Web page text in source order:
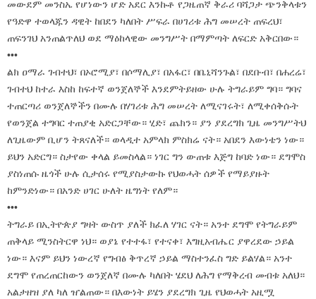
መውደም መንስኤ የሆነውን ሆድ አደር እንኩቶ የጋዜጠኛ ቅራሪ ባሻጋታ ጭንቅላቱን
የዓድዋ ተወላጁን ዳዊት ከበደን ካለበት ሥፍራ በሀገሪቱ ሕግ መሠረት ጠፍረህ፣
ጠፍንገህ አንጠልጥለህ ወደ ማዕከላዊው መንግሥት በማምጣት ለፍርድ አቅርበው።
•••
ልክ ዐማራ ገብተህ፣ በኦሮሚያ፣ በሶማሊያ፣ በአፋር፣ በቤኒሻንጉል፣ በደቡብ፣ በሐረሬ፣
ገብተህ ከተራ እስከ ከፍተኛ ወንጀለኞች እንደምትይዘው ሁሉ ትግራይም ግባ። ግባና
ተጠርጣሪ ወንጀለኞችን በሙሉ በሃገሪቱ ሕግ መሠረት ለሚናገሩት፣ ለሚቀሰቅሱት
የወንጀል ተግባር ተጠያቂ አድርጋቸው። ሂድ፣ ጨክን። ያን ያደረግክ ጊዜ መንግሥትህ
ለጊዜውም ቢሆን ትጸናለች። ወላዲተ አምላክ ምስክሬ ናት። አበደን እውነቴን ነው።
ይህን አድርግ። ስታየው ቀላል ይመስላል። ነገር ግን ውጠቱ እጅግ ከባድ ነው። ደግሞስ
ያስነጠሱ ዜጎች ሁሉ ሲታሰሩ የሚያስታውኩ የህወሓት ሰዎች የማይያዙት
ከምንድነው። በአንድ ሀገር ሁለት ዜግነት የለም።
•••
ትግራይ በኢትዮጵያ ግዛት ውስጥ ያለች ክፈለ ሃገር ናት። አንተ ደግሞ የትግራይም
ጠቅላይ ሚንስትርዋ ነህ። ወያኔ የተተፋ፣ የተናቀ፣ እግዚአብሔር ያዋረደው ኃይል
ነው። እናም ይህን ነውረኛ የግብፅ ቅጥረኛ ኃይል ማስተንፈስ ግድ ይልሃል። አንተ
ደግሞ የጠረጠርከውን ወንጀለኛ በሙሉ ካለበት ሄደህ ለሕግ የማቅረብ መብቱ አለህ።
አልታዘዝ ያለ ካለ ዠልጠው። በእውነት ይሄን ያደረግክ ጊዜ የህወሓት አዚሟ